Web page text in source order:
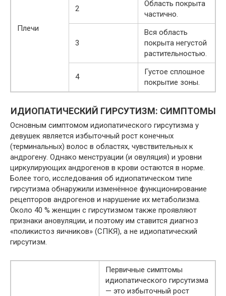
Плечи
2
Область покрыта
частично.
3
Вся область
покрыта негустой
растительностью.
4
Густое сплошное
покрытие зоны.
ИДИОПАТИЧЕСКИЙ ГИРСУТИЗМ: СИМПТОМЫ
Основным симптомом идиопатического гирсутизма у
девушек является избыточный рост конечных
(терминальных) волос в областях, чувствительных к
андрогену. Однако менструации (и овуляция) и уровни
циркулирующих андрогенов в крови остаются в норме.
Более того, исследования об идиопатическом типе
гирсутизма обнаружили изменённое функционирование
рецепторов андрогенов и нарушение их метаболизма.
Около 40 % женщин с гирсутизмом также проявляют
признаки ановуляции, и поэтому им ставится диагноз
«поликистоз яичников» (СПКЯ), а не идиопатический
гирсутизм.
Первичные симптомы
идиопатического гирсутизма
— это избыточный рост